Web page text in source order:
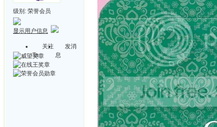
级别: 荣誉会员
显示用户信息
关注
Ta
发消
息